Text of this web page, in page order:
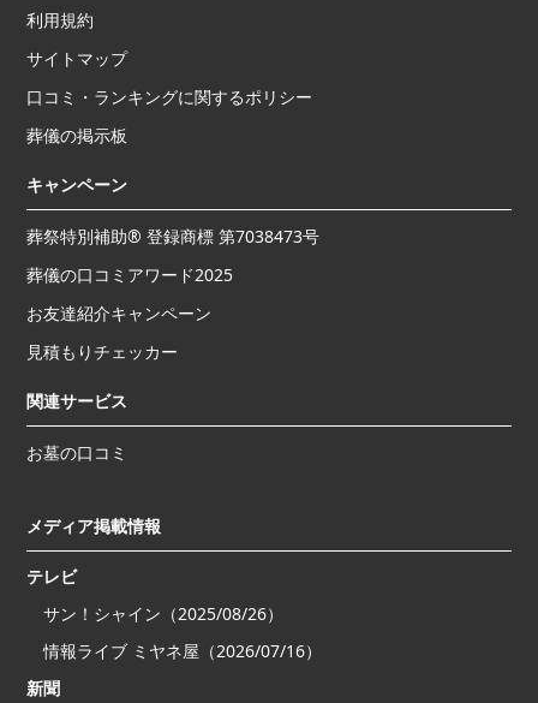
利用規約
サイトマップ
口コミ・ランキングに関するポリシー
葬儀の掲示板
キャンペーン
葬祭特別補助® 登録商標 第7038473号
葬儀の口コミアワード2025
お友達紹介キャンペーン
見積もりチェッカー
関連サービス
お墓の口コミ
メディア掲載情報
テレビ
サン！シャイン（2025/08/26）
情報ライブ ミヤネ屋（2026/07/16）
新聞